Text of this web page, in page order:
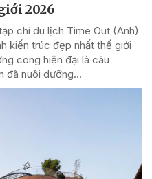
2026
chí du lịch Time Out (Anh)
kiến trúc đẹp nhất thế giới
cong hiện đại là câu
đã nuôi dưỡng...